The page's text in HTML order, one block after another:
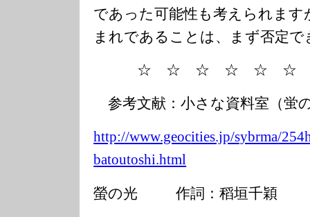
であった可能性も考えられます
まれであることは、まず否定
☆ ☆ ☆ ☆ ☆ ☆
参考文献：小さな資料室（蛍
http://www.geocities.jp/sybrma/
batoutoshi.html
螢の光 作詞：稻垣千穎